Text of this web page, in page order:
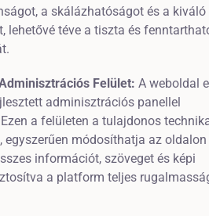
a skálázhatóságot és a kiváló
lehetővé téve a tiszta és
Felület: A weboldal
adminisztrációs panellel
a felületen a tulajdonos
egyszerűen módosíthatja az oldalon
információt, szöveget és képi
a platform teljes